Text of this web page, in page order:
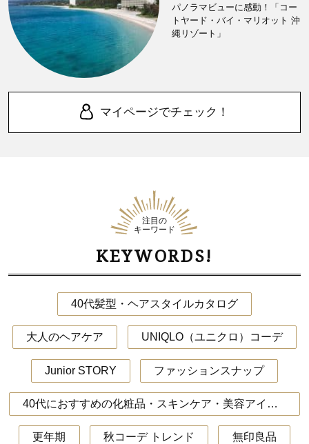
パノラマビューに感動！「コー
トヤード・バイ・マリオット 沖
縄リゾート」
マイページでチェック！
注目の
キーワード
KEYWORDS!
40代髪型・ヘアスタイルカタログ
大人のヘアケア UNIQLO（ユニクロ）コーデ
Junior STORY ファッションスナップ
40代におすすめの化粧品・スキンケア・美容アイテム
更年期 秋コーデ トレンド 無印良品